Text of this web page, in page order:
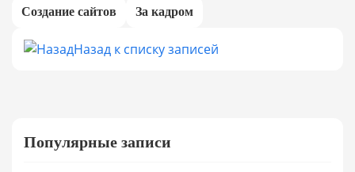
Создание сайтов За кадром
Назад к списку записей
Популярные записи